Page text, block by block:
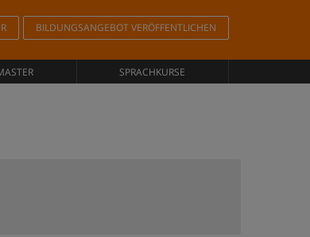
BILDUNGSANGEBOT VERÖFFENTLICHEN
SPRACHKURSE